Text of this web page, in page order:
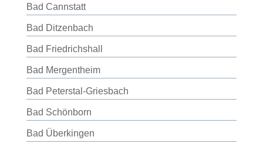
Bad Cannstatt
Bad Ditzenbach
Bad Friedrichshall
Bad Mergentheim
Bad Peterstal-Griesbach
Bad Schönborn
Bad Überkingen